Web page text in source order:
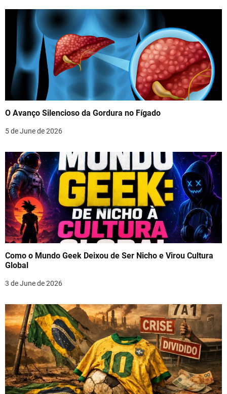
O Avanço Silencioso da Gordura no Fígado
5 de June de 2026
Como o Mundo Geek Deixou de Ser Nicho e Virou Cultura
Global
3 de June de 2026